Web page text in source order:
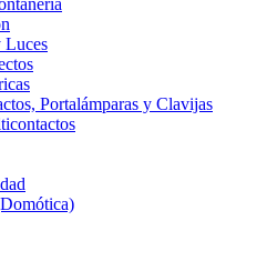
Luces
Portalámparas y Clavijas